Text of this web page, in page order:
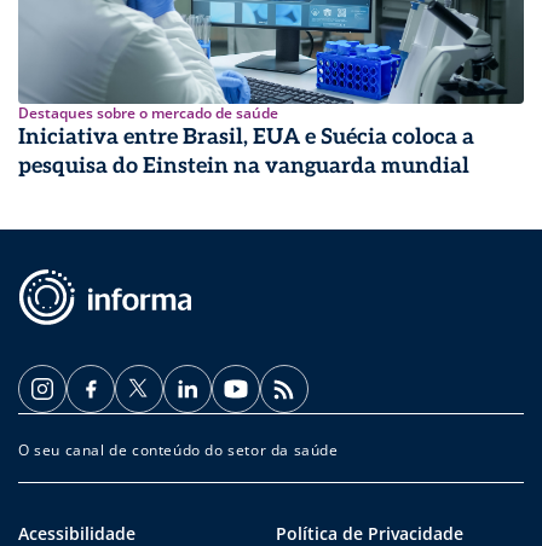
Destaques sobre o mercado de saúde
Iniciativa entre Brasil, EUA e Suécia coloca a
pesquisa do Einstein na vanguarda mundial
O seu canal de conteúdo do setor da saúde
Acessibilidade Política de Privacidade